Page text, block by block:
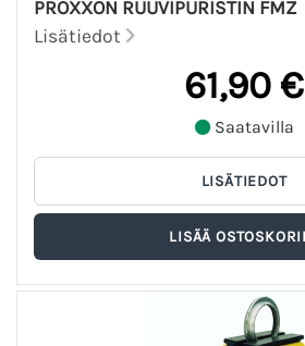
PROXXON RUUVIPURISTIN FMZ
Lisätiedot
61,90 €
Saatavilla